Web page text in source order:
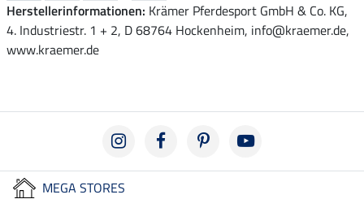
Herstellerinformationen: Krämer Pferdesport GmbH & Co. KG,
4. Industriestr. 1 + 2, D 68764 Hockenheim, info@kraemer.de,
www.kraemer.de
MEGA STORES